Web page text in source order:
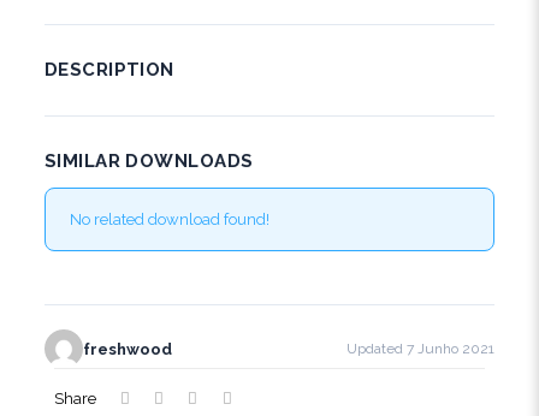
DESCRIPTION
SIMILAR DOWNLOADS
No related download found!
freshwood Updated 7 Junho 2021
Share